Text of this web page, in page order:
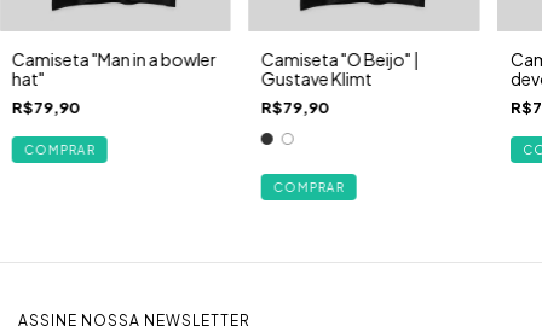
Camiseta "Man in a bowler
hat"
R$79,90
COMPRAR
Camiseta "O Beijo" |
Gustave Klimt
R$79,90
COMPRAR
ASSINE NOSSA NEWSLETTER